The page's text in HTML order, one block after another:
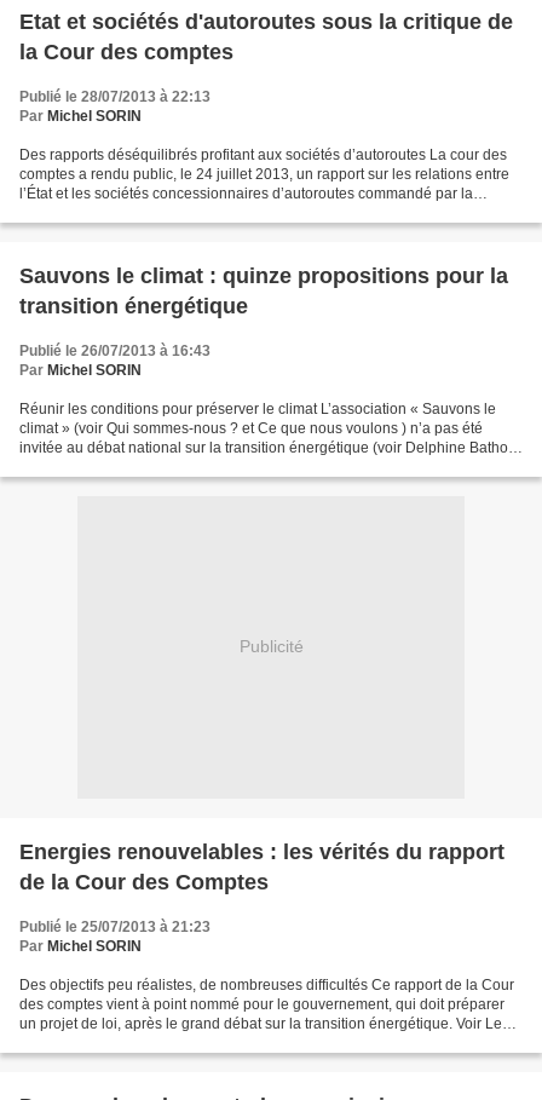
Etat et sociétés d'autoroutes sous la critique de
la Cour des comptes
Publié le 28/07/2013 à 22:13
Par Michel SORIN
Des rapports déséquilibrés profitant aux sociétés d’autoroutes La cour des
comptes a rendu public, le 24 juillet 2013, un rapport sur les relations entre
l’État et les sociétés concessionnaires d’autoroutes commandé par la
Sauvons le climat : quinze propositions pour la
transition énergétique
Publié le 26/07/2013 à 16:43
Par Michel SORIN
Réunir les conditions pour préserver le climat L’association « Sauvons le
climat » (voir Qui sommes-nous ? et Ce que nous voulons ) n’a pas été
invitée au débat national sur la transition énergétique (voir Delphine Batho :
Publicité
Energies renouvelables : les vérités du rapport
de la Cour des Comptes
Publié le 25/07/2013 à 21:23
Par Michel SORIN
Des objectifs peu réalistes, de nombreuses difficultés Ce rapport de la Cour
des comptes vient à point nommé pour le gouvernement, qui doit préparer
un projet de loi, après le grand débat sur la transition énergétique. Voir Le